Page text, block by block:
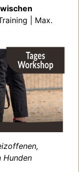
| Max.
Hunden